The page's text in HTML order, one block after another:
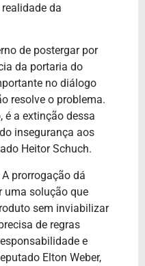
da
de postergar por
da portaria do
no diálogo
resolve o problema.
é a extinção dessa
insegurança aos
Heitor Schuch.
prorrogação dá
uma solução que
sem inviabilizar
de regras
e
Elton Weber,